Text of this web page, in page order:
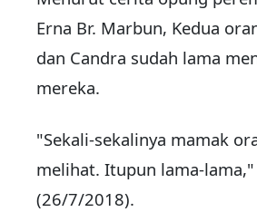
Erna Br. Marbun, Kedua
dan Candra sudah lama
mereka.
"Sekali-sekalinya mamak
melihat. Itupun lama-
(26/7/2018).